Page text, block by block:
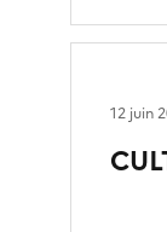
12 juin